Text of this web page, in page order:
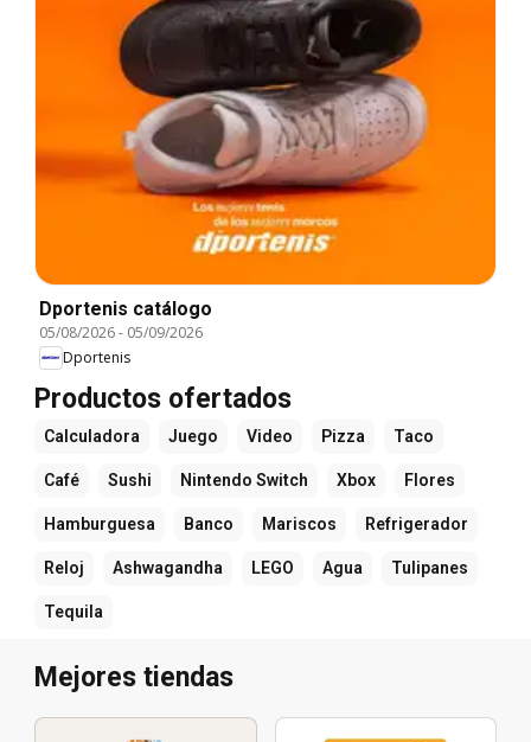
Dportenis catálogo
05/08/2026- 05/09/2026
Dportenis
Productos ofertados
Calculadora Juego Video Pizza Taco
Café Sushi Nintendo Switch Xbox Flores
Hamburguesa Banco Mariscos Refrigerador
Reloj Ashwagandha LEGO Agua Tulipanes
Tequila
Mejores tiendas